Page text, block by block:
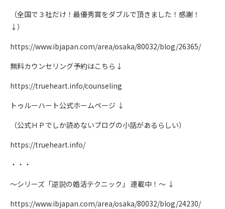
（全国で３社だけ！最優秀賞をダブルで頂きました！感謝！
↓）
https://www.ibjapan.com/area/osaka/80032/blog/26365/
無料カウンセリング予約はこちら↓
https://trueheart.info/counseling
トゥルーハート公式ホームページ ↓
（公式ＨＰでしか読めないブログの小話があるらしい）
https://trueheart.info/
・・・
～シリーズ「逆説の婚活テクニック」 連載中！～ ↓
https://www.ibjapan.com/area/osaka/80032/blog/24230/